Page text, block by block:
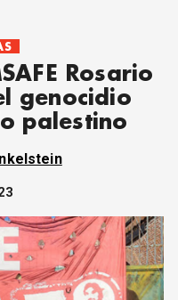
Rosario
genocidio
palestino